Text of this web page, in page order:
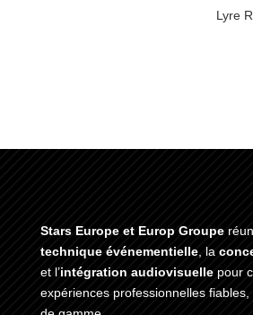
Lyre
Stars Europe et Europ Groupe
technique événementielle, la
et l’intégration audiovisuellepour
expériences professionnelles